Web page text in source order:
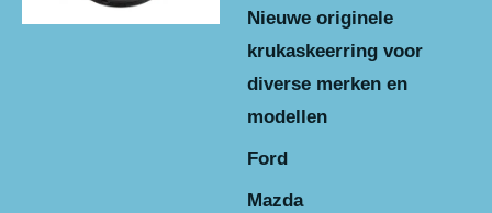
Nieuwe originele
krukaskeerring voor
diverse merken en
modellen
Ford
Mazda